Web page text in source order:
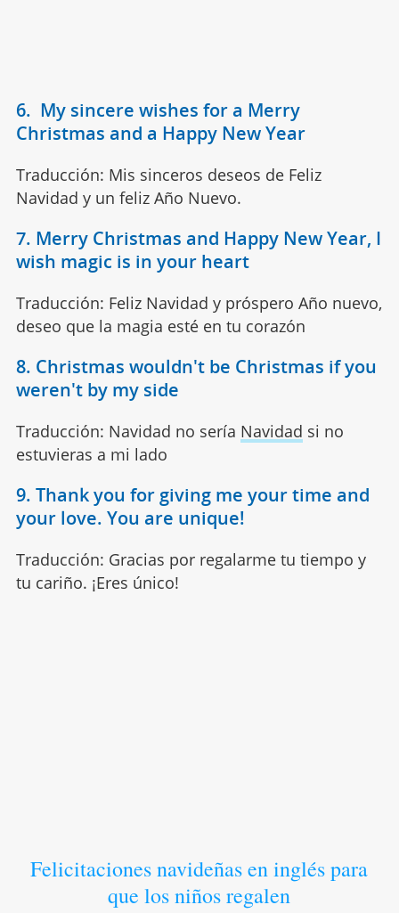
6. My sincere wishes for a Merry
Christmas and a Happy New Year
Traducción: Mis sinceros deseos de Feliz
Navidad y un feliz Año Nuevo.
7. Merry Christmas and Happy New Year, I
wish magic is in your heart
Traducción: Feliz Navidad y próspero Año nuevo,
deseo que la magia esté en tu corazón
8. Christmas wouldn't be Christmas if you
weren't by my side
Traducción: Navidad no sería Navidad si no
estuvieras a mi lado
9. Thank you for giving me your time and
your love. You are unique!
Traducción: Gracias por regalarme tu tiempo y
tu cariño. ¡Eres único!
Felicitaciones navideñas en inglés para
que los niños regalen